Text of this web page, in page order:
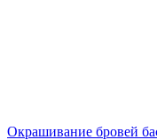
Окрашивание бровей